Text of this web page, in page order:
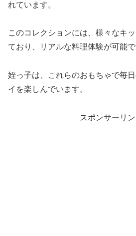
れています。
このコレクションには、様々なキ
ており、リアルな料理体験が可能で
姪っ子は、これらのおもちゃで毎
イを楽しんでいます。
スポンサーリン